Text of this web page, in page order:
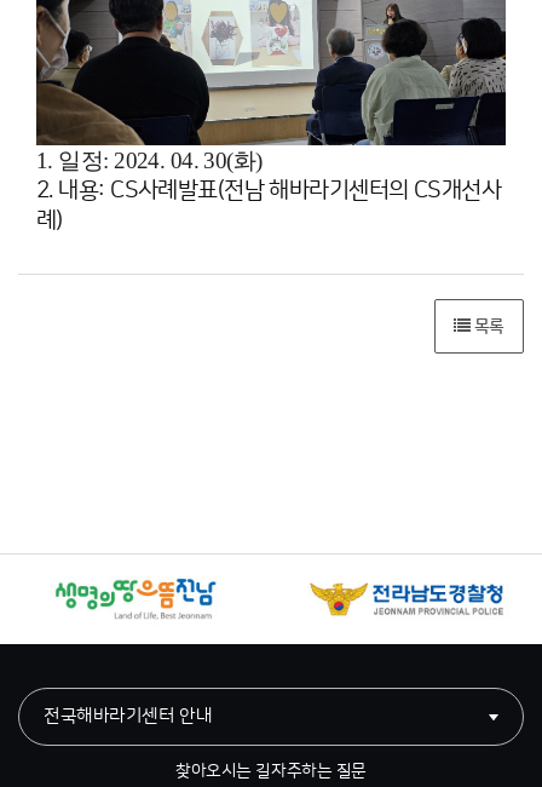
1. 일정: 2024. 04. 30(화)
2. 내용: CS사례발표(전남 해바라기센터의 CS개선사
례)
목록
찾아오시는 길자주하는 질문
전국해바라기센터 안내